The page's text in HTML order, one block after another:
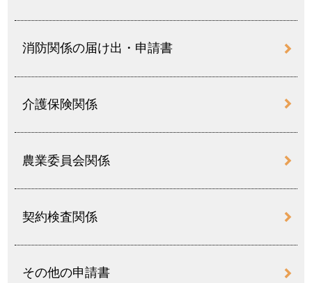
消防関係の届け出・申請書
介護保険関係
農業委員会関係
契約検査関係
その他の申請書